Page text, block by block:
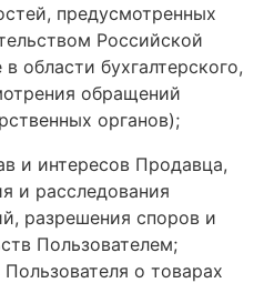
предусмотренных
Российской
области бухгалтерского,
обращений
органов);
и интересов Продавца,
и расследования
разрешения споров и
Пользователем;
о товарах